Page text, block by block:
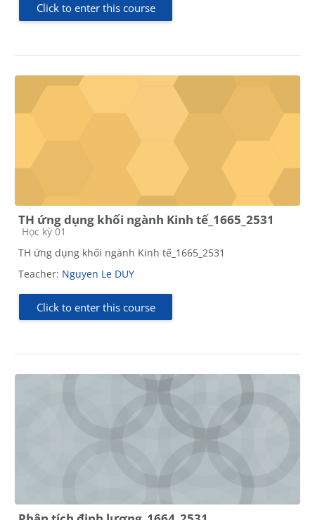
Click to enter this course
TH ứng dụng khối ngành Kinh tế_1665_2531
Course category
Học kỳ 01
TH ứng dụng khối ngành Kinh tế_1665_2531
Teacher: Nguyen Le DUY
Click to enter this course